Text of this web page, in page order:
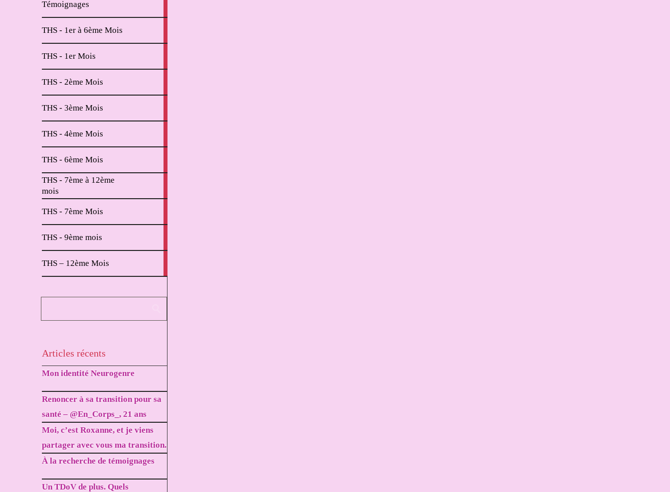
Témoignages
THS - 1er à 6ème Mois
THS - 1er Mois
THS - 2ème Mois
THS - 3ème Mois
THS - 4ème Mois
THS - 6ème Mois
THS - 7ème à 12ème
mois
THS - 7ème Mois
THS - 9ème mois
THS – 12ème Mois
Articles récents
Mon identité Neurogenre
Renoncer à sa transition pour sa
santé – @En_Corps_, 21 ans
Moi, c’est Roxanne, et je viens
partager avec vous ma transition.
À la recherche de témoignages
Un TDoV de plus. Quels